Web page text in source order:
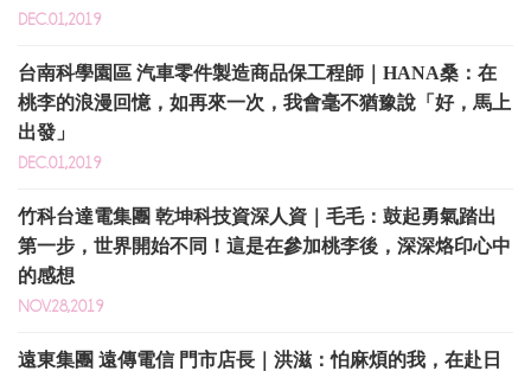
DEC.01,2019
台南科學園區 汽車零件製造商品保工程師｜HANA桑：在
桃李的浪漫回憶，如再來一次，我會毫不猶豫說「好，馬上
出發」
DEC.01,2019
竹科台達電集團 乾坤科技資深人資｜毛毛：鼓起勇氣踏出
第一步，世界開始不同！這是在參加桃李後，深深烙印心中
的感想
NOV.28,2019
遠東集團 遠傳電信 門市店長｜洪滋：怕麻煩的我，在赴日